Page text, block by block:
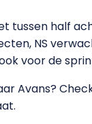
tussen half
NS
voor de
Avans?